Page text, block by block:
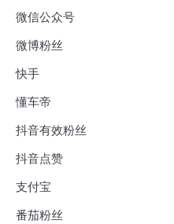
微信公众号
微博粉丝
快手
懂车帝
抖音有效粉丝
抖音点赞
支付宝
番茄粉丝